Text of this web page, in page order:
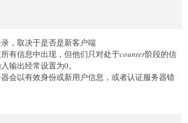
，取决于是否是新客户端
有信息中出现，但他们只对处于counter阶段的信
输出经常设置为0。
会以有效身份或新用户信息，或者认证服务器错